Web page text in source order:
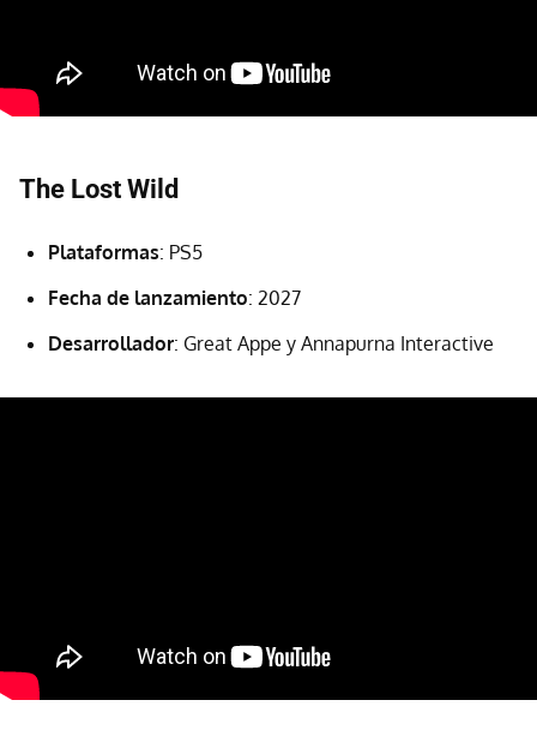
The Lost Wild
Plataformas: PS5
Fecha de lanzamiento: 2027
Desarrollador: Great Appe y Annapurna Interactive